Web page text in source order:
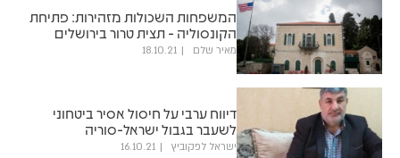
המשפחות השכולות מזהירות: פתיחת
הקונסוליה - תצית טרור בירושלים
מאיר שלם 18.10.21
דיווח ערבי על חיסול אסיר ביטחוני
לשעבר בגבול ישראל-סוריה
ישראל לפקוביץ 16.10.21